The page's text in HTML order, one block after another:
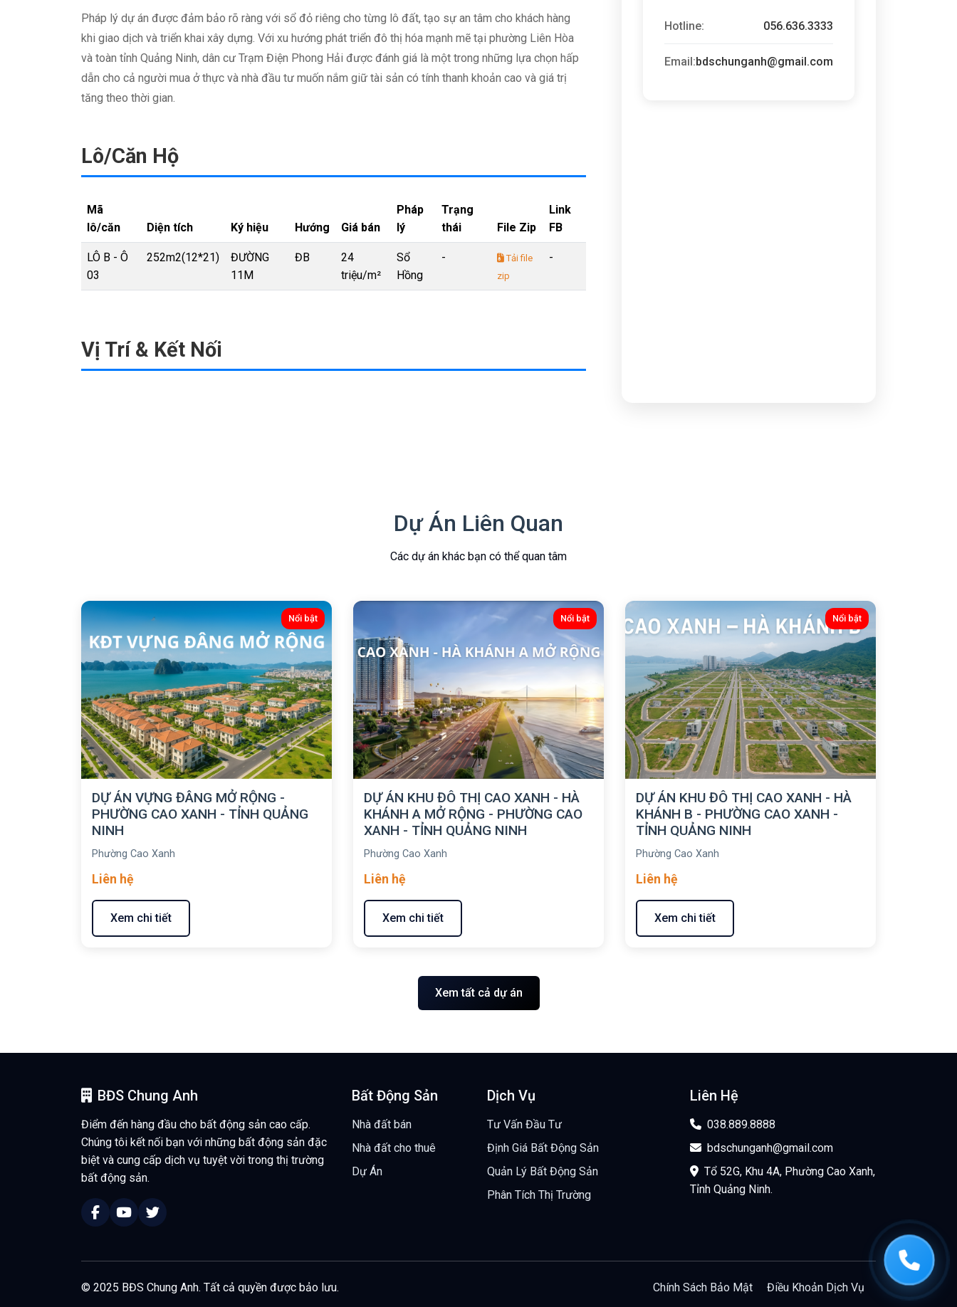
Pháp lý dự án được đảm bảo rõ ràng với sổ đỏ riêng cho từng lô đất, tạo sự an tâm cho khách hàng
khi giao dịch và triển khai xây dựng. Với xu hướng phát triển đô thị hóa mạnh mẽ tại phường Liên Hòa
và toàn tỉnh Quảng Ninh, dân cư Trạm Điện Phong Hải được đánh giá là một trong những lựa chọn hấp
dẫn cho cả người mua ở thực và nhà đầu tư muốn nắm giữ tài sản có tính thanh khoản cao và giá trị
tăng theo thời gian.
Lô/Căn Hộ
Mã
lô/căn
Diện tích Ký hiệu Hướng Giá bán
Pháp
lý
Trạng
thái
File Zip
Link
FB
LÔ B - Ô
03
252m2(12*21)
ĐƯỜNG
11M
ĐB
24
triệu/m²
Sổ
Hồng
-
Tải file
zip
-
Vị Trí & Kết Nối
Hotline: 056.636.3333
Email:bdschunganh@gmail.com
Dự Án Liên Quan
Các dự án khác bạn có thể quan tâm
Nổi bật
DỰ ÁN VỰNG ĐÂNG MỞ RỘNG -
PHƯỜNG CAO XANH - TỈNH QUẢNG
NINH
Phường Cao Xanh
Liên hệ
Xem chi tiết
Nổi bật
DỰ ÁN KHU ĐÔ THỊ CAO XANH - HÀ
KHÁNH A MỞ RỘNG - PHƯỜNG CAO
XANH - TỈNH QUẢNG NINH
Phường Cao Xanh
Liên hệ
Xem chi tiết
Nổi bật
DỰ ÁN KHU ĐÔ THỊ CAO XANH - HÀ
KHÁNH B - PHƯỜNG CAO XANH -
TỈNH QUẢNG NINH
Phường Cao Xanh
Liên hệ
Xem chi tiết
Xem tất cả dự án
BĐS Chung Anh
Điểm đến hàng đầu cho bất động sản cao cấp.
Chúng tôi kết nối bạn với những bất động sản đặc
biệt và cung cấp dịch vụ tuyệt vời trong thị trường
bất động sản.
Bất Động Sản
Nhà đất bán
Nhà đất cho thuê
Dự Án
Dịch Vụ
Tư Vấn Đầu Tư
Định Giá Bất Động Sản
Quản Lý Bất Động Sản
Phân Tích Thị Trường
Liên Hệ
038.889.8888
bdschunganh@gmail.com
Tổ 52G, Khu 4A, Phường Cao Xanh,
Tỉnh Quảng Ninh.
© 2025 BĐS Chung Anh. Tất cả quyền được bảo lưu. Chính Sách Bảo Mật Điều Khoản Dịch Vụ